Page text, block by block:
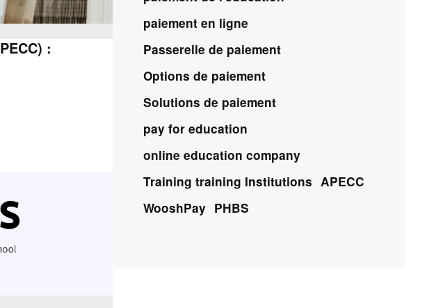
:
paiement en ligne
Passerelle de paiement
Options de paiement
Solutions de paiement
pay for education
online education company
Training training Institutions APECC
WooshPay PHBS